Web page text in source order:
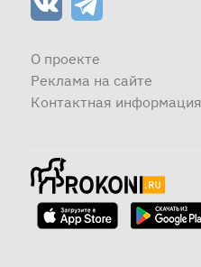
О проекте
Реклама на сайте
Контактная информация